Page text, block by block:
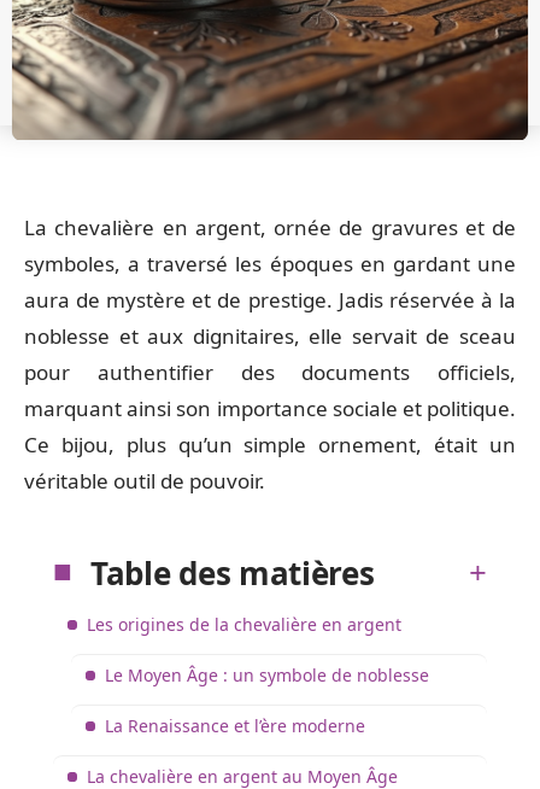
La chevalière en argent, ornée de gravures et de
symboles, a traversé les époques en gardant une
aura de mystère et de prestige. Jadis réservée à la
noblesse et aux dignitaires, elle servait de sceau
pour authentifier des documents officiels,
marquant ainsi son importance sociale et politique.
Ce bijou, plus qu’un simple ornement, était un
véritable outil de pouvoir.
Table des matières
Les origines de la chevalière en argent
Le Moyen Âge : un symbole de noblesse
La Renaissance et l’ère moderne
La chevalière en argent au Moyen Âge